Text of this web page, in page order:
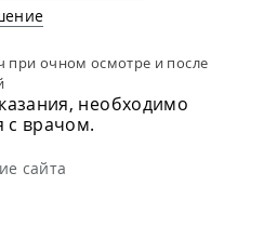
при очном осмотре и после
необходимо
с врачом.
сайта